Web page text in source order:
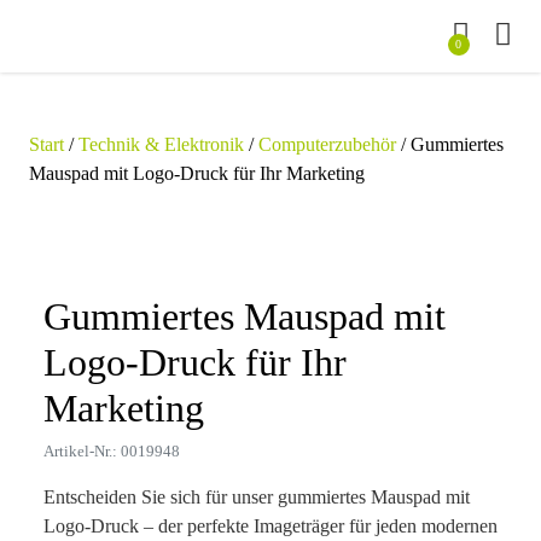
0
Start /Technik & Elektronik /Computerzubehör/ Gummiertes
Mauspad mit Logo-Druck für Ihr Marketing
Gummiertes Mauspad mit
Logo-Druck für Ihr
Marketing
Artikel-Nr.: 0019948
Entscheiden Sie sich für unser gummiertes Mauspad mit
Logo-Druck – der perfekte Imageträger für jeden modernen